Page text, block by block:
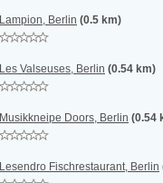
Lampion, Berlin (0.5 km)
Les Valseuses, Berlin (0.54 km)
Musikkneipe Doors, Berlin (0.54
Lesendro Fischrestaurant, Berlin